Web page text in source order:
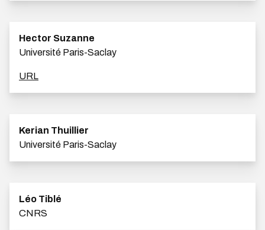
Hector Suzanne
Université Paris-Saclay
URL
Kerian Thuillier
Université Paris-Saclay
Léo Tiblé
CNRS